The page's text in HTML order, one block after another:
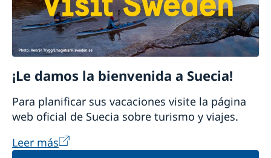
¡Le damos la bienvenida a Suecia!
Para planificar sus vacaciones visite la página
web oficial de Suecia sobre turismo y viajes.
Leer más